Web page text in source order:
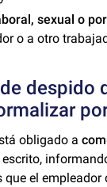
sexual o
o a otro
despido
obligado a
escrito,
el empleador